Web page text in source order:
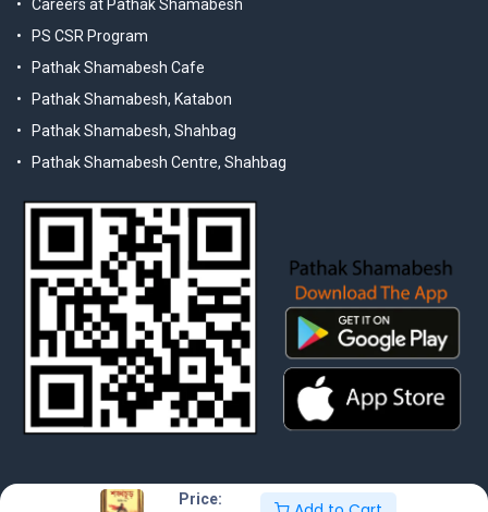
Price:
Careers at Pathak Shamabesh
PS CSR Program
Pathak Shamabesh Cafe
Pathak Shamabesh, Katabon
Pathak Shamabesh, Shahbag
Pathak Shamabesh Centre, Shahbag